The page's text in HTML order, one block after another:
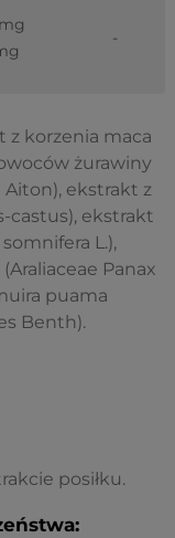
-
z korzenia maca
żurawiny
Aiton), ekstrakt z
castus), ekstrakt
L.),
Panax
puama
Benth).
posiłku.